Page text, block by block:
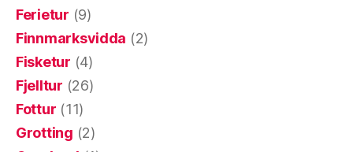
Ferietur (9)
Finnmarksvidda (2)
Fisketur (4)
Fjelltur (26)
Fottur (11)
Grotting (2)